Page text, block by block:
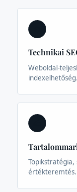
Technikai
Weboldal-
indexelhetőség.
Topikstratégia,
értékteremtés.